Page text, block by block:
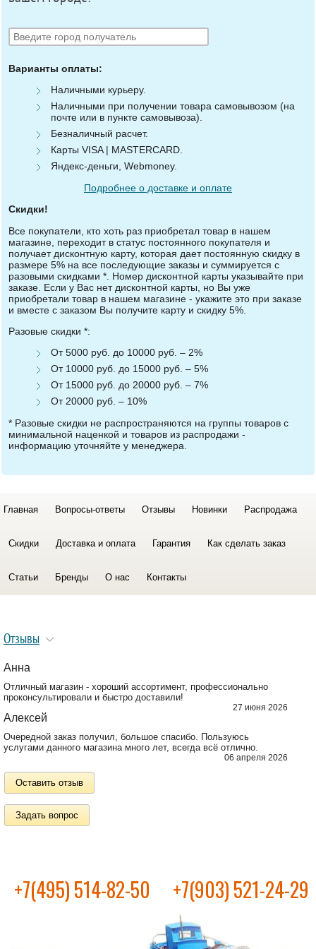
Варианты оплаты:
Наличными курьеру.
Наличными при получении товара самовывозом (на
почте или в пункте самовывоза).
Безналичный расчет.
Карты VISA | MASTERCARD.
Яндекс-деньги, Webmoney.
Подробнее о доставке и оплате
Скидки!
Все покупатели, кто хоть раз приобретал товар в нашем
магазине, переходит в статус постоянного покупателя и
получает дисконтную карту, которая дает постоянную скидку в
размере 5% на все последующие заказы и суммируется с
разовыми скидками *. Номер дисконтной карты указывайте при
заказе. Если у Вас нет дисконтной карты, но Вы уже
приобретали товар в нашем магазине - укажите это при заказе
и вместе с заказом Вы получите карту и скидку 5%.
Разовые скидки *:
От 5000 руб. до 10000 руб. – 2%
От 10000 руб. до 15000 руб. – 5%
От 15000 руб. до 20000 руб. – 7%
От 20000 руб. – 10%
* Разовые скидки не распространяются на группы товаров с
минимальной наценкой и товаров из распродажи -
информацию уточняйте у менеджера.
Главная Вопросы-ответы Отзывы Новинки Распродажа
Скидки Доставка и оплата Гарантия Как сделать заказ
Статьи Бренды О нас Контакты
Отзывы
Анна
Отличный магазин - хороший ассортимент, профессионально
проконсультировали и быстро доставили!
27 июня 2026
Алексей
Очередной заказ получил, большое спасибо. Пользуюсь
услугами данного магазина много лет, всегда всё отлично.
06 апреля 2026
Оставить отзыв
Задать вопрос
+7(495) 514-82-50 +7(903) 521-24-29